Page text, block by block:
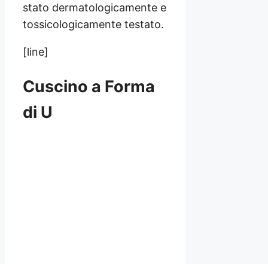
stato dermatologicamente e
tossicologicamente testato.
[line]
Cuscino a Forma
di U